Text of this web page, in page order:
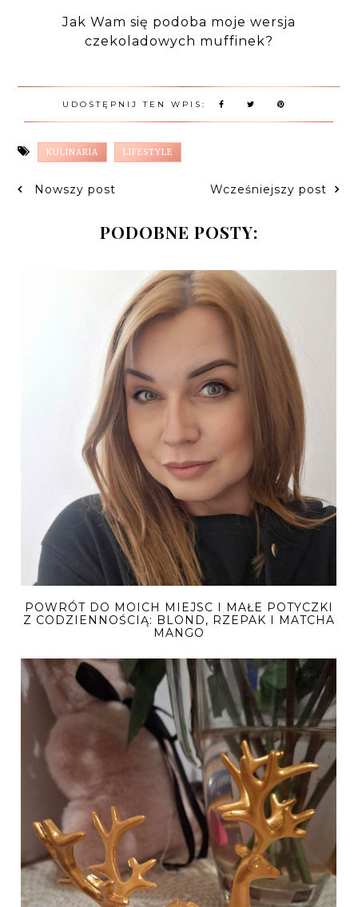
Jak Wam się podoba moje wersja
czekoladowych muffinek?
UDOSTĘPNIJ TEN WPIS:
KULINARIA LIFESTYLE
Nowszy post Wcześniejszy post
PODOBNE POSTY:
POWRÓT DO MOICH MIEJSC I MAŁE POTYCZKI
Z CODZIENNOŚCIĄ: BLOND, RZEPAK I MATCHA
MANGO